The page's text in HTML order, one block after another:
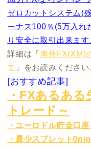
ゼロカットシステム(
ーナス100％(5万入れ
り安全に取引出来ます
詳細は「海外FX(XM)
て 」をお読みください
[おすすめ記事]
・FXあるあ
トレード～
・ユーロドル貯金口
・最少スプレット